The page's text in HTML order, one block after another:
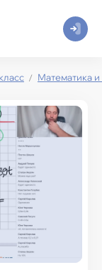
Математика и